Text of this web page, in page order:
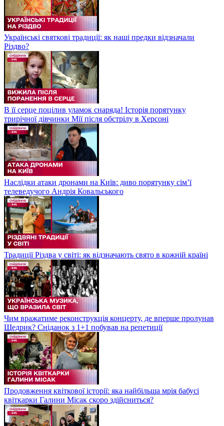
Українські святкові традиції: як наші предки відзначали
Різдво?
В її серце поцілив уламок снаряда! Історія порятунку
трирічної дівчинки Мії після обстрілу в Херсоні
Наслідки атаки дронами на Київ: диво порятунку сім’ї
телеведучого Андрія Ковальського
Традиції Різдва у світі: як відзначають свято в кожній країні
Чим вражатиме реконструкція концерту, де вперше пролунав
Щедрик? Сніданок з 1+1 побував на репетиції
Продовження квіткової історії: яка найбільша мрія бабусі
квіткарки Галини Місак скоро здійсниться?